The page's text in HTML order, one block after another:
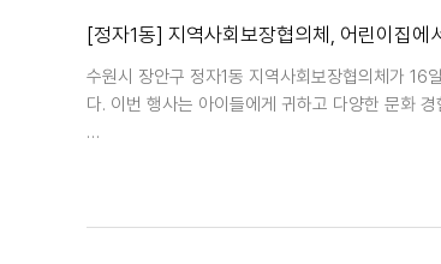
[정자1동] 지역사회보장협의체, 어린이집에
수원시 장안구 정자1동 지역사회보장협의체가 16
다. 이번 행사는 아이들에게 귀하고 다양한 문화
…